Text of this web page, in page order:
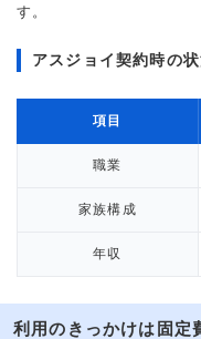
す。
アスジョイ契約時の
項目
職業
家族構成
年収
利用のきっかけは固定